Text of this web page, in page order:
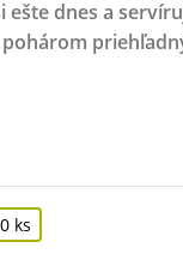
ešte dnes a
ks